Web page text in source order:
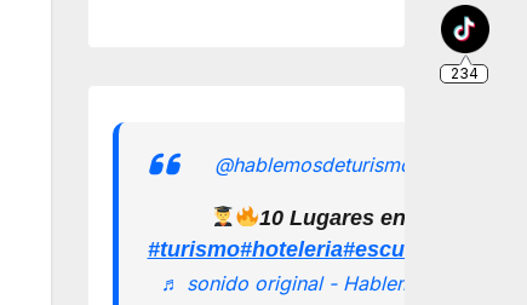
@hablemosdeturismomx
10 Lugares en los que
#turismo#hoteleria
♬ sonido original - Hablemos de